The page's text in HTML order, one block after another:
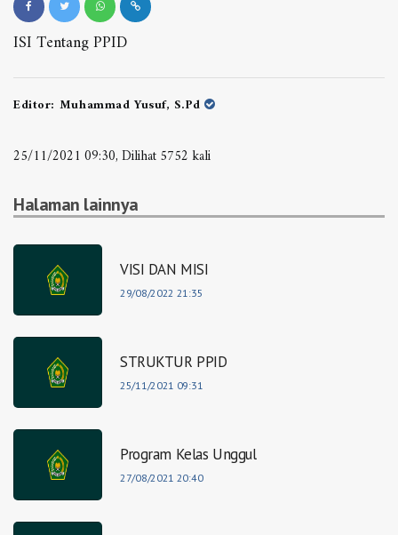
ISI Tentang PPID
Editor: Muhammad Yusuf, S.Pd
25/11/2021 09:30, Dilihat 5752 kali
Halaman lainnya
VISI DAN MISI
29/08/2022 21:35
STRUKTUR PPID
25/11/2021 09:31
Program Kelas Unggul
27/08/2021 20:40